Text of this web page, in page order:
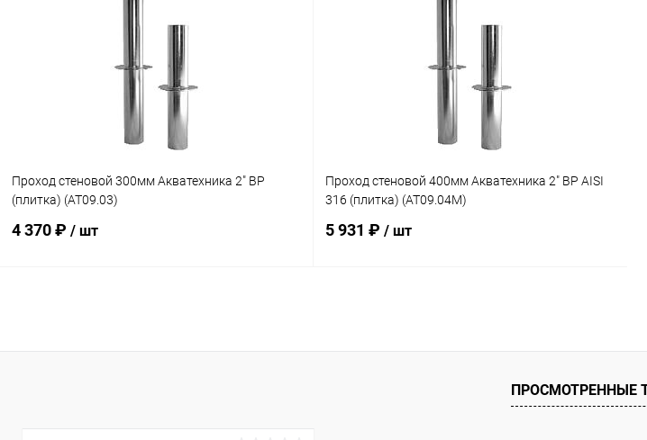
Проход стеновой 300мм Акватехника 2" ВР
(плитка) (AT09.03)
4 370 ₽ / шт
В избранное
Проход стеновой 400мм Акватехника 2" ВР AISI
316 (плитка) (AT09.04M)
5 931 ₽ / шт
В избранное
Под заказ
ПРОСМОТРЕННЫЕ